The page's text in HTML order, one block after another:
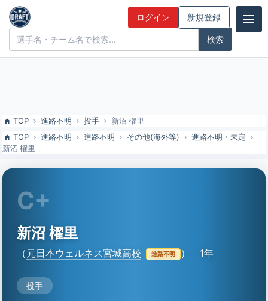
新沼 櫂里（元日本ウェルネス宮城高校）の特徴とドラフト評価 | ドラ
フト候補とみんなの評価
ドラフト候補とみんなの評価 ログイン 新規登録
TOP 進路不明 投手
新沼 櫂里
TOP
進路不明 進路不明 その他(海外等)
進路不明・未定
新沼 櫂里
C+
新沼 櫂里
（元日本ウェルネス宮城高校 進路不明 ） 1年
投手